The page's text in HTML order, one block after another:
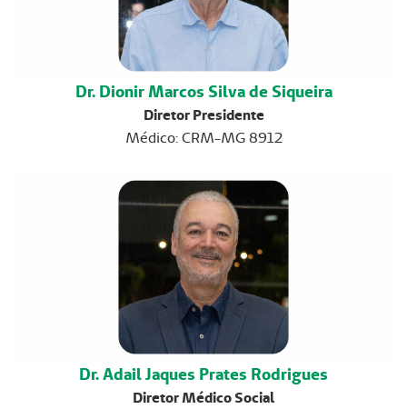
Dr. Dionir Marcos Silva de Siqueira
Diretor Presidente
Médico: CRM-MG 8912
Dr. Adail Jaques Prates Rodrigues
Diretor Médico Social